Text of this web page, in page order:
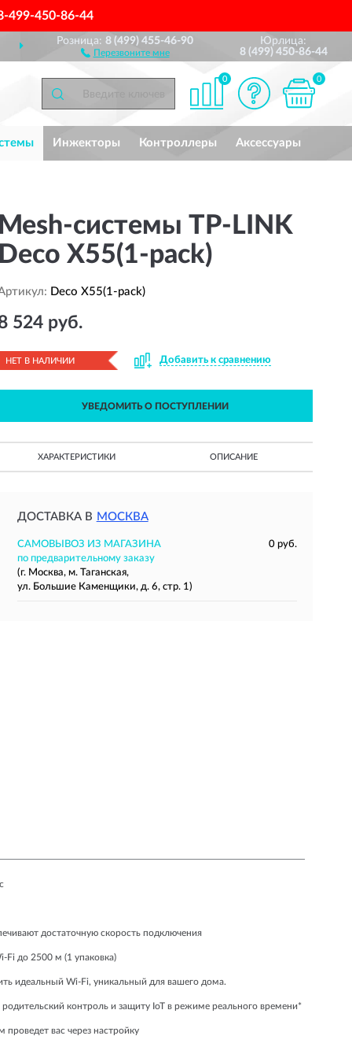
499-450-86-44
ДОСТАВИМ ПО ВСЕЙ РОССИИ
Розница:8 (499) 455-46-90
Перезвоните мне
Юрлица:
8 (499) 450-86-44
0 0
Инжекторы Контроллеры Аксессуары
системы TP-LINK
X55(1-pack)
Deco X55(1-pack)
524 руб.
НЕТ В НАЛИЧИИ Добавить к сравнению
УВЕДОМИТЬ О ПОСТУПЛЕНИИ
ХАРАКТЕРИСТИКИ ОПИСАНИЕ
ДОСТАВКА В МОСКВА
САМОВЫВОЗ ИЗ МАГАЗИНА
0 руб.
по предварительному заказу
(г. Москва, м. Таганская,
ул. Большие Каменщики, д. 6, стр. 1)
достаточную скорость подключения
Fi до 2500 м (1 упаковка)
идеальный Wi-Fi, уникальный для вашего дома.
контроль и защиту IoT в режиме реального времени*
вас через настройку